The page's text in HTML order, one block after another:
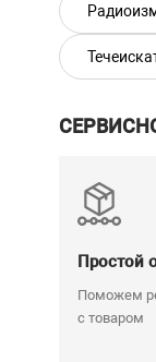
Простой
Поможем
с товаром